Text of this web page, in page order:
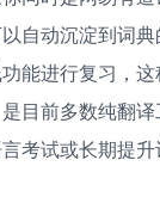
自动沉淀到词
能进行复习，
目前多数纯翻译
考试或长期提